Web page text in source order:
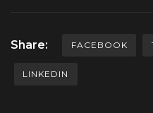
Share: FACEBOOK
LINKEDIN